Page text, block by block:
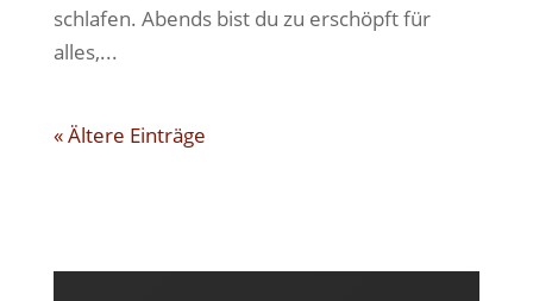
schlafen. Abends bist du zu erschöpft für
alles,...
« Ältere Einträge